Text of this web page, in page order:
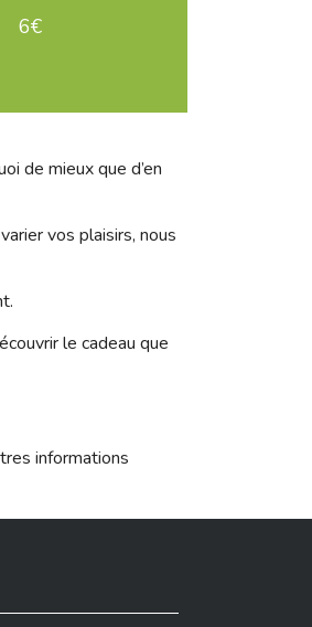
6€
de mieux que d’en
vos plaisirs, nous
le cadeau que
informations